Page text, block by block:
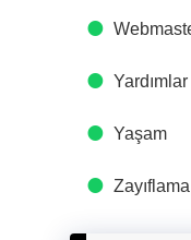
Yardımlar
Yaşam
Zayıflama